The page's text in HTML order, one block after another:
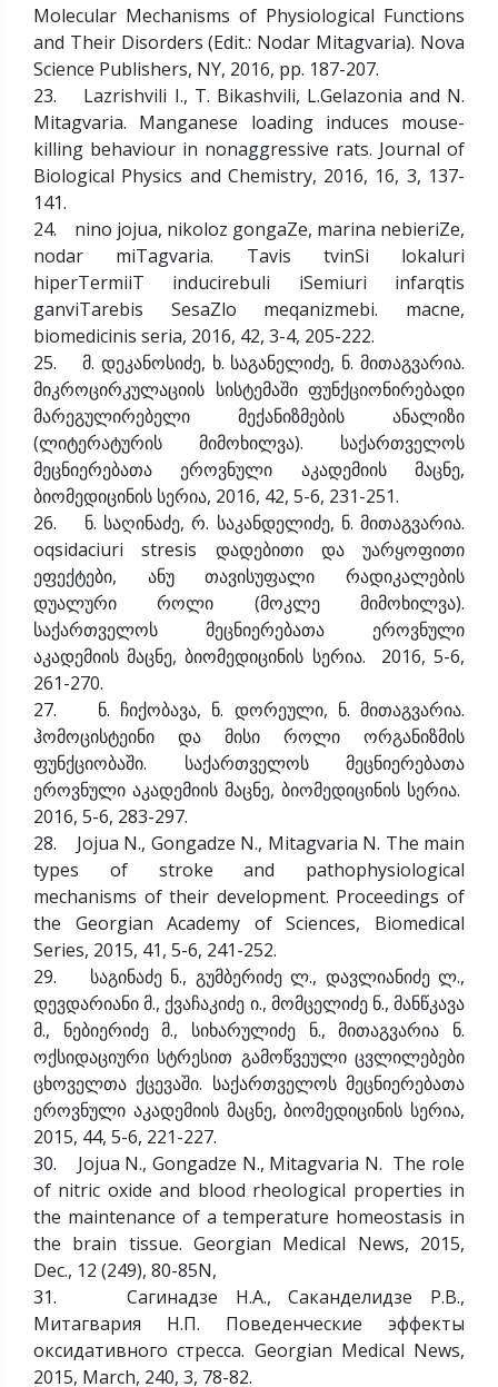
Molecular Mechanisms of Physiological Functions
and Their Disorders (Edit.: Nodar Mitagvaria). Nova
Science Publishers, NY, 2016, pp. 187-207.
23. Lazrishvili I., T. Bikashvili, L.Gelazonia and N.
Mitagvaria. Manganese loading induces mouse-
killing behaviour in nonaggressive rats. Journal of
Biological Physics and Chemistry, 2016, 16, 3, 137-
141.
24. nino jojua, nikoloz gongaZe, marina nebieriZe,
nodar miTagvaria. Tavis tvinSi lokaluri
hiperTermiiT inducirebuli iSemiuri infarqtis
ganviTarebis SesaZlo meqanizmebi. macne,
biomedicinis seria, 2016, 42, 3-4, 205-222.
25. მ. დეკანოსიძე, ხ. საგანელიძე, ნ. მითაგვარია.
მიკროცირკულაციის სისტემაში ფუნქციონირებადი
მარეგულირებელი მექანიზმების ანალიზი
(ლიტერატურის მიმოხილვა). საქართველოს
მეცნიერებათა ეროვნული აკადემიის მაცნე,
ბიომედიცინის სერია, 2016, 42, 5-6, 231-251.
26. ნ. საღინაძე, რ. საკანდელიძე, ნ. მითაგვარია.
oqsidaciuri stresis დადებითი და უარყოფითი
ეფექტები, ანუ თავისუფალი რადიკალების
დუალური როლი (მოკლე მიმოხილვა).
საქართველოს მეცნიერებათა ეროვნული
აკადემიის მაცნე, ბიომედიცინის სერია. 2016, 5-6,
261-270.
27. ნ. ჩიქობავა, ნ. დორეული, ნ. მითაგვარია.
ჰომოცისტეინი და მისი როლი ორგანიზმის
ფუნქციობაში. საქართველოს მეცნიერებათა
ეროვნული აკადემიის მაცნე, ბიომედიცინის სერია.
2016, 5-6, 283-297.
28. Jojua N., Gongadze N., Mitagvaria N. The main
types of stroke and pathophysiological
mechanisms of their development. Proceedings of
the Georgian Academy of Sciences, Biomedical
Series, 2015, 41, 5-6, 241-252.
29. საგინაძე ნ., გუმბერიძე ლ., დავლიანიძე ლ.,
დევდარიანი მ., ქვაჩაკიძე ი., მომცელიძე ნ., მანწკავა
მ., ნებიერიძე მ., სიხარულიძე ნ., მითაგვარია ნ.
ოქსიდაციური სტრესით გამოწვეული ცვლილებები
ცხოველთა ქცევაში. საქართველოს მეცნიერებათა
ეროვნული აკადემიის მაცნე, ბიომედიცინის სერია,
2015, 44, 5-6, 221-227.
30. Jojua N., Gongadze N., Mitagvaria N. The role
of nitric oxide and blood rheological properties in
the maintenance of a temperature homeostasis in
the brain tissue. Georgian Medical News, 2015,
Dec., 12 (249), 80-85N,
31. Сагинадзе Н.А., Саканделидзе Р.В.,
Митагвария Н.П. Поведенческие эффекты
оксидативного стресса. Georgian Medical News,
2015, March, 240, 3, 78-82.